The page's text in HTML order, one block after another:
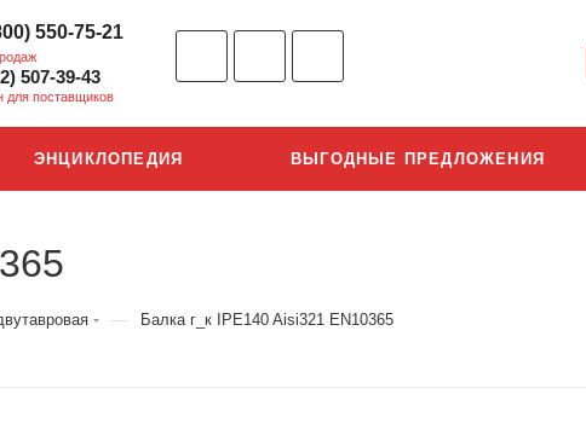
550-75-21
507-39-43
для поставщиков
ЭНЦИКЛОПЕДИЯ ВЫГОДНЫЕ ПРЕДЛОЖЕНИЯ
— Балка г_к IPE140 Aisi321 EN10365